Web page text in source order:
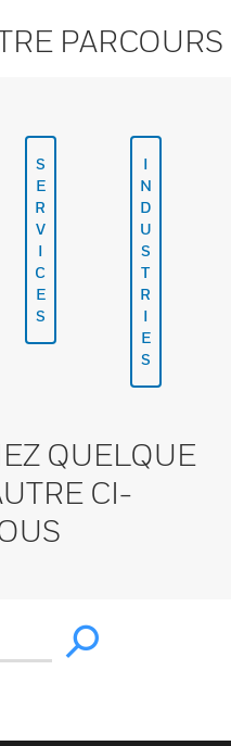
PARCOURS
S
E
R
V
I
C
E
S
I
N
D
U
S
T
R
I
E
S
QUELQUE
CI-